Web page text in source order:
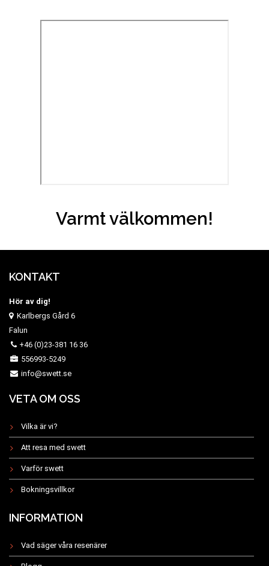
Varmt välkommen!
KONTAKT
Hör av dig!
Karlbergs Gård 6
Falun
+46 (0)23-381 16 36
556993-5249
info@swett.se
VETA OM OSS
Vilka är vi?
Att resa med swett
Varför swett
Bokningsvillkor
INFORMATION
Vad säger våra resenärer